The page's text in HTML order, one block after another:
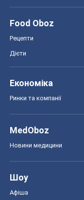
Food Oboz
Рецепти
Дієти
Економіка
Ринки та компанії
MedOboz
Новини медицини
Шоу
Афіша